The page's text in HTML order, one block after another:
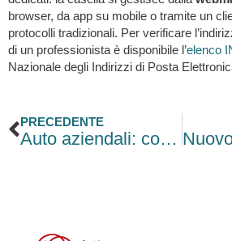
browser, da app su mobile o tramite un
protocolli tradizionali. Per verificare
di un professionista è disponibile l’elenco
Nazionale degli Indirizzi di Posta
Precedente
PRECEDENTE
Auto aziendali: con il Decreto Omnibus, il fringe benefit sale dopo 5 anni